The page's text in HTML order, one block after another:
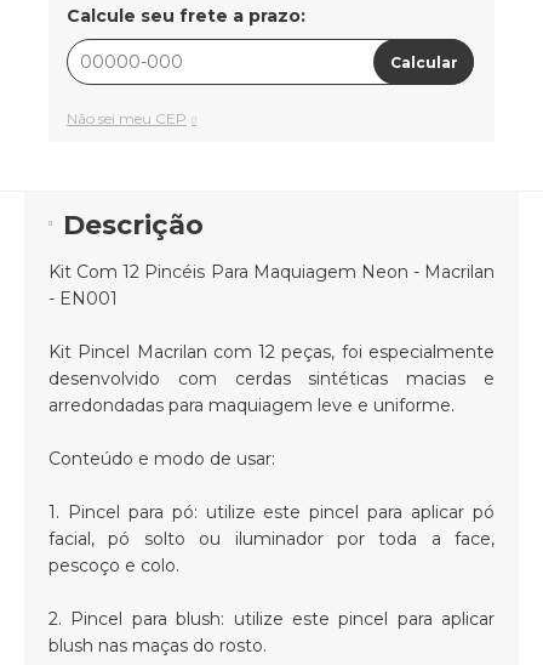
Calcule seu frete a prazo:
Não sei meu CEP
Calcular
Descrição
Kit Com 12 Pincéis Para Maquiagem Neon - Macrilan
- EN001
Kit Pincel Macrilan com 12 peças, foi especialmente
desenvolvido com cerdas sintéticas macias e
arredondadas para maquiagem leve e uniforme.
Conteúdo e modo de usar:
1. Pincel para pó: utilize este pincel para aplicar pó
facial, pó solto ou iluminador por toda a face,
pescoço e colo.
2. Pincel para blush: utilize este pincel para aplicar
blush nas maças do rosto.